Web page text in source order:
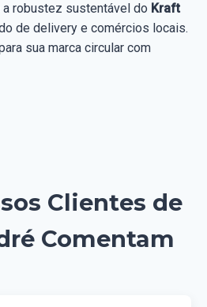
robustez sustentável do Kraft
de delivery e comércios locais.
sua marca circular com
Clientes de
Comentam